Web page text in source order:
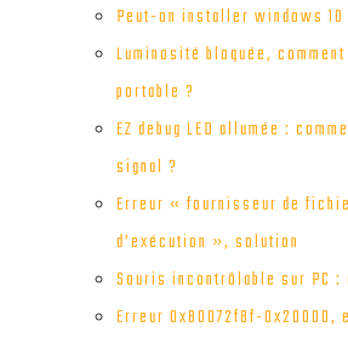
Peut-on installer windows
Luminosité bloquée,
portable ?
EZ debug LED allumée :
signal ?
Erreur « fournisseur de
d’exécution », solution
Souris incontrôlable sur PC
Erreur 0x80072f8f-0x20000,